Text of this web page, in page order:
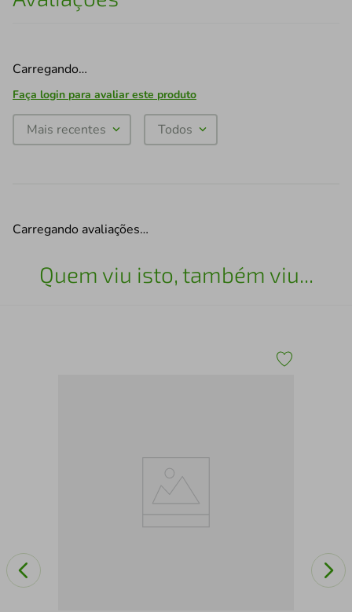
Carregando…
Faça login para avaliar este produto
Mais recentes Todos
Carregando avaliações…
Quem viu isto, também viu...